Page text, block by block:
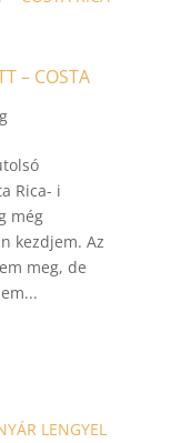
– COSTA
Rica- i
még
kezdjem. Az
meg, de
LENGYEL